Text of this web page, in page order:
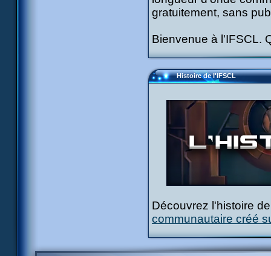
gratuitement, sans
Bienvenue à l'IFSCL.
Histoire de l'IFSCL
Découvrez l'histoire
communautaire créé